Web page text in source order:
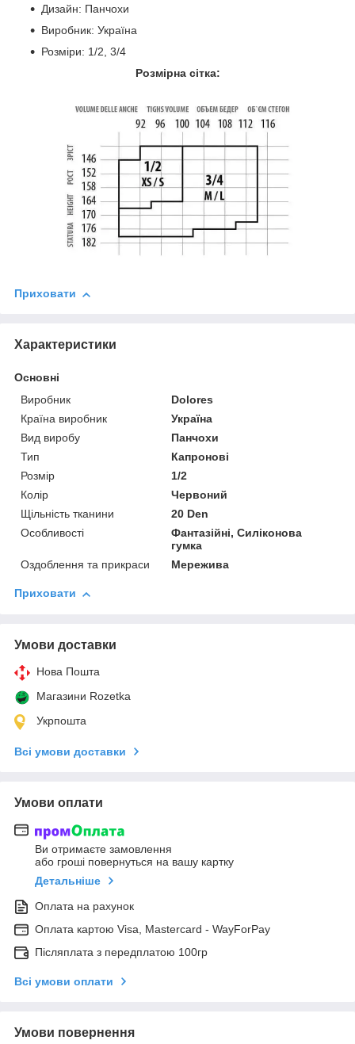
Дизайн: Панчохи
Виробник: Україна
Розміри: 1/2, 3/4
Розмірна сітка:
Приховати
Характеристики
Основні
Виробник
Dolores
Країна виробник
Україна
Вид виробу
Панчохи
Тип
Капронові
Розмір
1/2
Колір
Червоний
Щільність тканини
20 Den
Особливості
Фантазійні, Силіконова
гумка
Оздоблення та прикраси
Мережива
Приховати
Умови доставки
Нова Пошта
Магазини Rozetka
Укрпошта
Всі умови доставки
Умови оплати
Ви отримаєте замовлення
або гроші повернуться на вашу картку
Детальніше
Оплата на рахунок
Оплата картою Visa, Mastercard - WayForPay
Післяплата з передплатою 100гр
Всі умови оплати
Умови повернення